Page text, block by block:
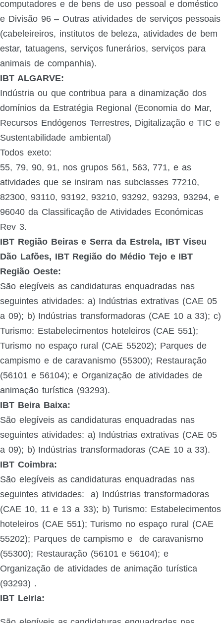
computadores e de bens de uso pessoal e doméstico
e Divisão 96 – Outras atividades de serviços pessoais
(cabeleireiros, institutos de beleza, atividades de bem
estar, tatuagens, serviços funerários, serviços para
animais de companhia).
IBT ALGARVE:
Indústria ou que contribua para a dinamização dos
domínios da Estratégia Regional (Economia do Mar,
Recursos Endógenos Terrestres, Digitalização e TIC e
Sustentabilidade ambiental)
Todos exeto:
55, 79, 90, 91, nos grupos 561, 563, 771, e as
atividades que se insiram nas subclasses 77210,
82300, 93110, 93192, 93210, 93292, 93293, 93294, e
96040 da Classificação de Atividades Económicas
Rev 3.
IBT Região Beiras e Serra da Estrela, IBT Viseu
Dão Lafões, IBT Região do Médio Tejo e IBT
Região Oeste:
São elegíveis as candidaturas enquadradas nas
seguintes atividades: a) Indústrias extrativas (CAE 05
a 09); b) Indústrias transformadoras (CAE 10 a 33); c)
Turismo: Estabelecimentos hoteleiros (CAE 551);
Turismo no espaço rural (CAE 55202); Parques de
campismo e de caravanismo (55300); Restauração
(56101 e 56104); e Organização de atividades de
animação turística (93293).
IBT Beira Baixa:
São elegíveis as candidaturas enquadradas nas
seguintes atividades: a) Indústrias extrativas (CAE 05
a 09); b) Indústrias transformadoras (CAE 10 a 33).
IBT Coimbra:
São elegíveis as candidaturas enquadradas nas
seguintes atividades:
a) Indústrias transformadoras
(CAE 10, 11 e 13 a 33); b) Turismo: Estabelecimentos
hoteleiros (CAE 551); Turismo no espaço rural (CAE
55202); Parques de campismo e de caravanismo
(55300); Restauração (56101 e 56104); e
Organização de atividades de animação turística
(93293) .
IBT Leiria: